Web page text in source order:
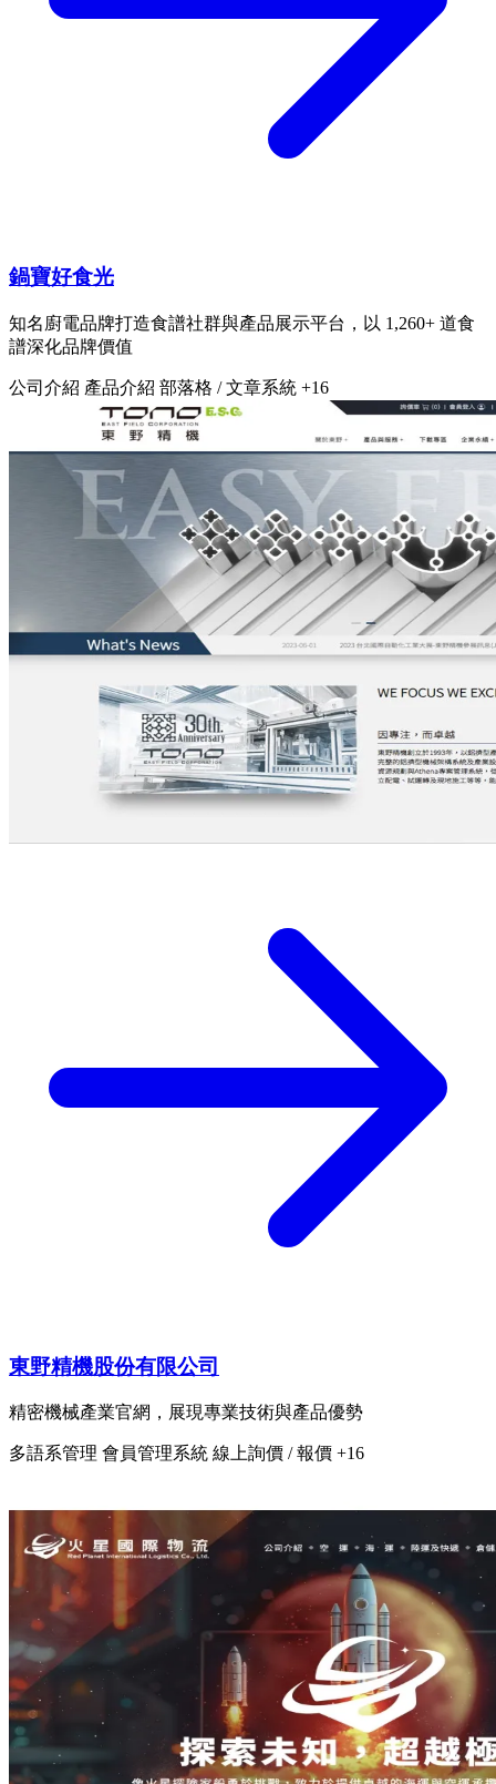
鍋寶好食光
知名廚電品牌打造食譜社群與產品展示平台，以 1,260+ 道食
譜深化品牌價值
公司介紹 產品介紹 部落格 / 文章系統 +16
東野精機股份有限公司
精密機械產業官網，展現專業技術與產品優勢
多語系管理 會員管理系統 線上詢價 / 報價 +16